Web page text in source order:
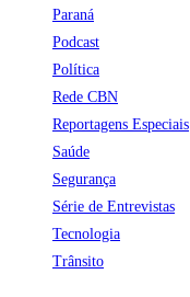
Paraná
Podcast
Política
Rede CBN
Reportagens Especiais
Saúde
Segurança
Série de Entrevistas
Tecnologia
Trânsito